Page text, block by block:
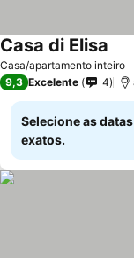
Casa/apartamento inteiro
Casa di Elisa
9,3 Excelente 4
Selecione as
exatos.